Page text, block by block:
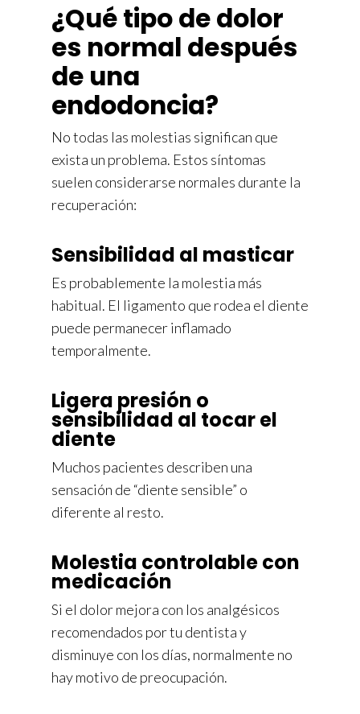
¿Qué tipo de dolor
es normal después
de una
endodoncia?
No todas las molestias significan que
exista un problema. Estos síntomas
suelen considerarse normales durante la
recuperación:
Sensibilidad al masticar
Es probablemente la molestia más
habitual. El ligamento que rodea el diente
puede permanecer inflamado
temporalmente.
Ligera presión o
sensibilidad al tocar el
diente
Muchos pacientes describen una
sensación de “diente sensible” o
diferente al resto.
Molestia controlable con
medicación
Si el dolor mejora con los analgésicos
recomendados por tu dentista y
disminuye con los días, normalmente no
hay motivo de preocupación.